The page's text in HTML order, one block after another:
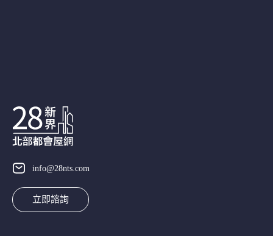
info@28nts.com
立即諮詢